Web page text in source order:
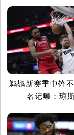
鹈鹕新赛季中锋
名记曝：琼